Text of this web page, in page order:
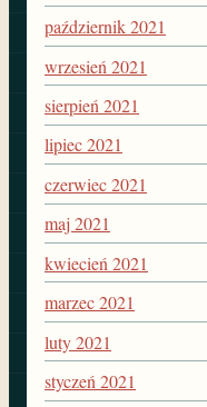
październik 2021
wrzesień 2021
sierpień 2021
lipiec 2021
czerwiec 2021
maj 2021
kwiecień 2021
marzec 2021
luty 2021
styczeń 2021